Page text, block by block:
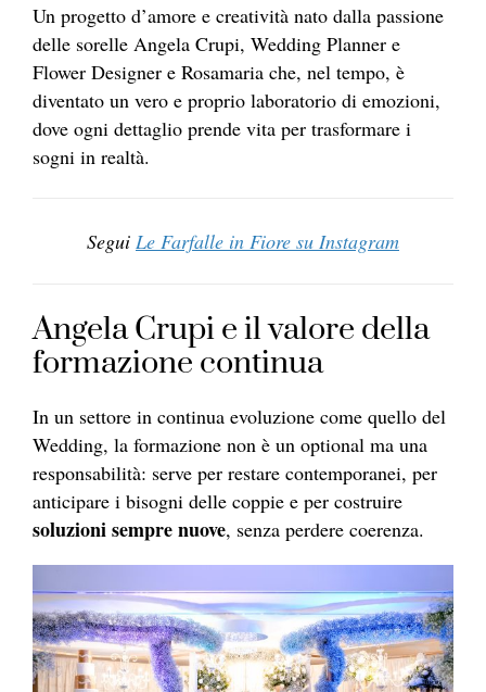
Un progetto d’amore e creatività nato dalla passione
delle sorelle Angela Crupi, Wedding Planner e
Flower Designer e Rosamaria che, nel tempo, è
diventato un vero e proprio laboratorio di emozioni,
dove ogni dettaglio prende vita per trasformare i
sogni in realtà.
Segui Le Farfalle in Fiore su Instagram
Angela Crupi e il valore della
formazione continua
In un settore in continua evoluzione come quello del
Wedding, la formazione non è un optional ma una
responsabilità: serve per restare contemporanei, per
anticipare i bisogni delle coppie e per costruire
soluzioni sempre nuove, senza perdere coerenza.